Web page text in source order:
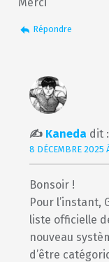
Répondre
Kaneda dit :
8 DÉCEMBRE 2025
Bonsoir !
Pour l’instant,
liste officielle
nouveau
d’être